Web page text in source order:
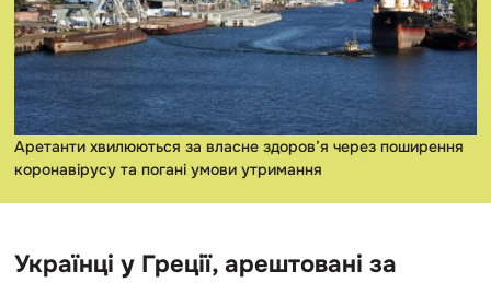
Аретанти хвилюються за власне здоров’я через поширення
коронавірусу та погані умови утримання
Українці у Греції, арештовані за